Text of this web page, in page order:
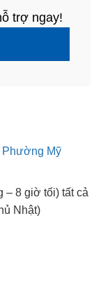
trợ ngay!
Phường Mỹ
– 8 giờ tối) tất cả
Nhật)